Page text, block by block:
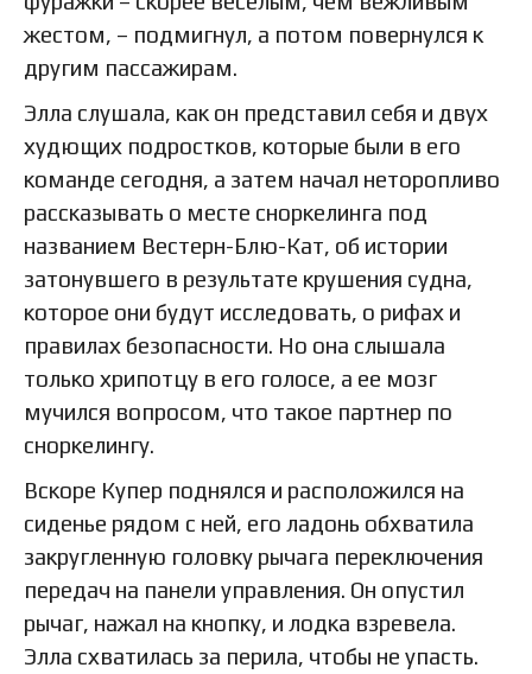
жестом, – подмигнул, а потом повернулся к
другим пассажирам.
Элла слушала, как он представил себя и двух
худющих подростков, которые были в его
команде сегодня, а затем начал неторопливо
рассказывать о месте сноркелинга под
названием Вестерн-Блю-Кат, об истории
затонувшего в результате крушения судна,
которое они будут исследовать, о рифах и
правилах безопасности. Но она слышала
только хрипотцу в его голосе, а ее мозг
мучился вопросом, что такое партнер по
сноркелингу.
Вскоре Купер поднялся и расположился на
сиденье рядом с ней, его ладонь обхватила
закругленную головку рычага переключения
передач на панели управления. Он опустил
рычаг, нажал на кнопку, и лодка взревела.
Элла схватилась за перила, чтобы не упасть.